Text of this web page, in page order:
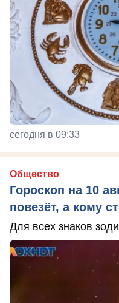
сегодня в 09:33
Общество
Гороскоп на 10
повезёт, а кому
Для всех знаков